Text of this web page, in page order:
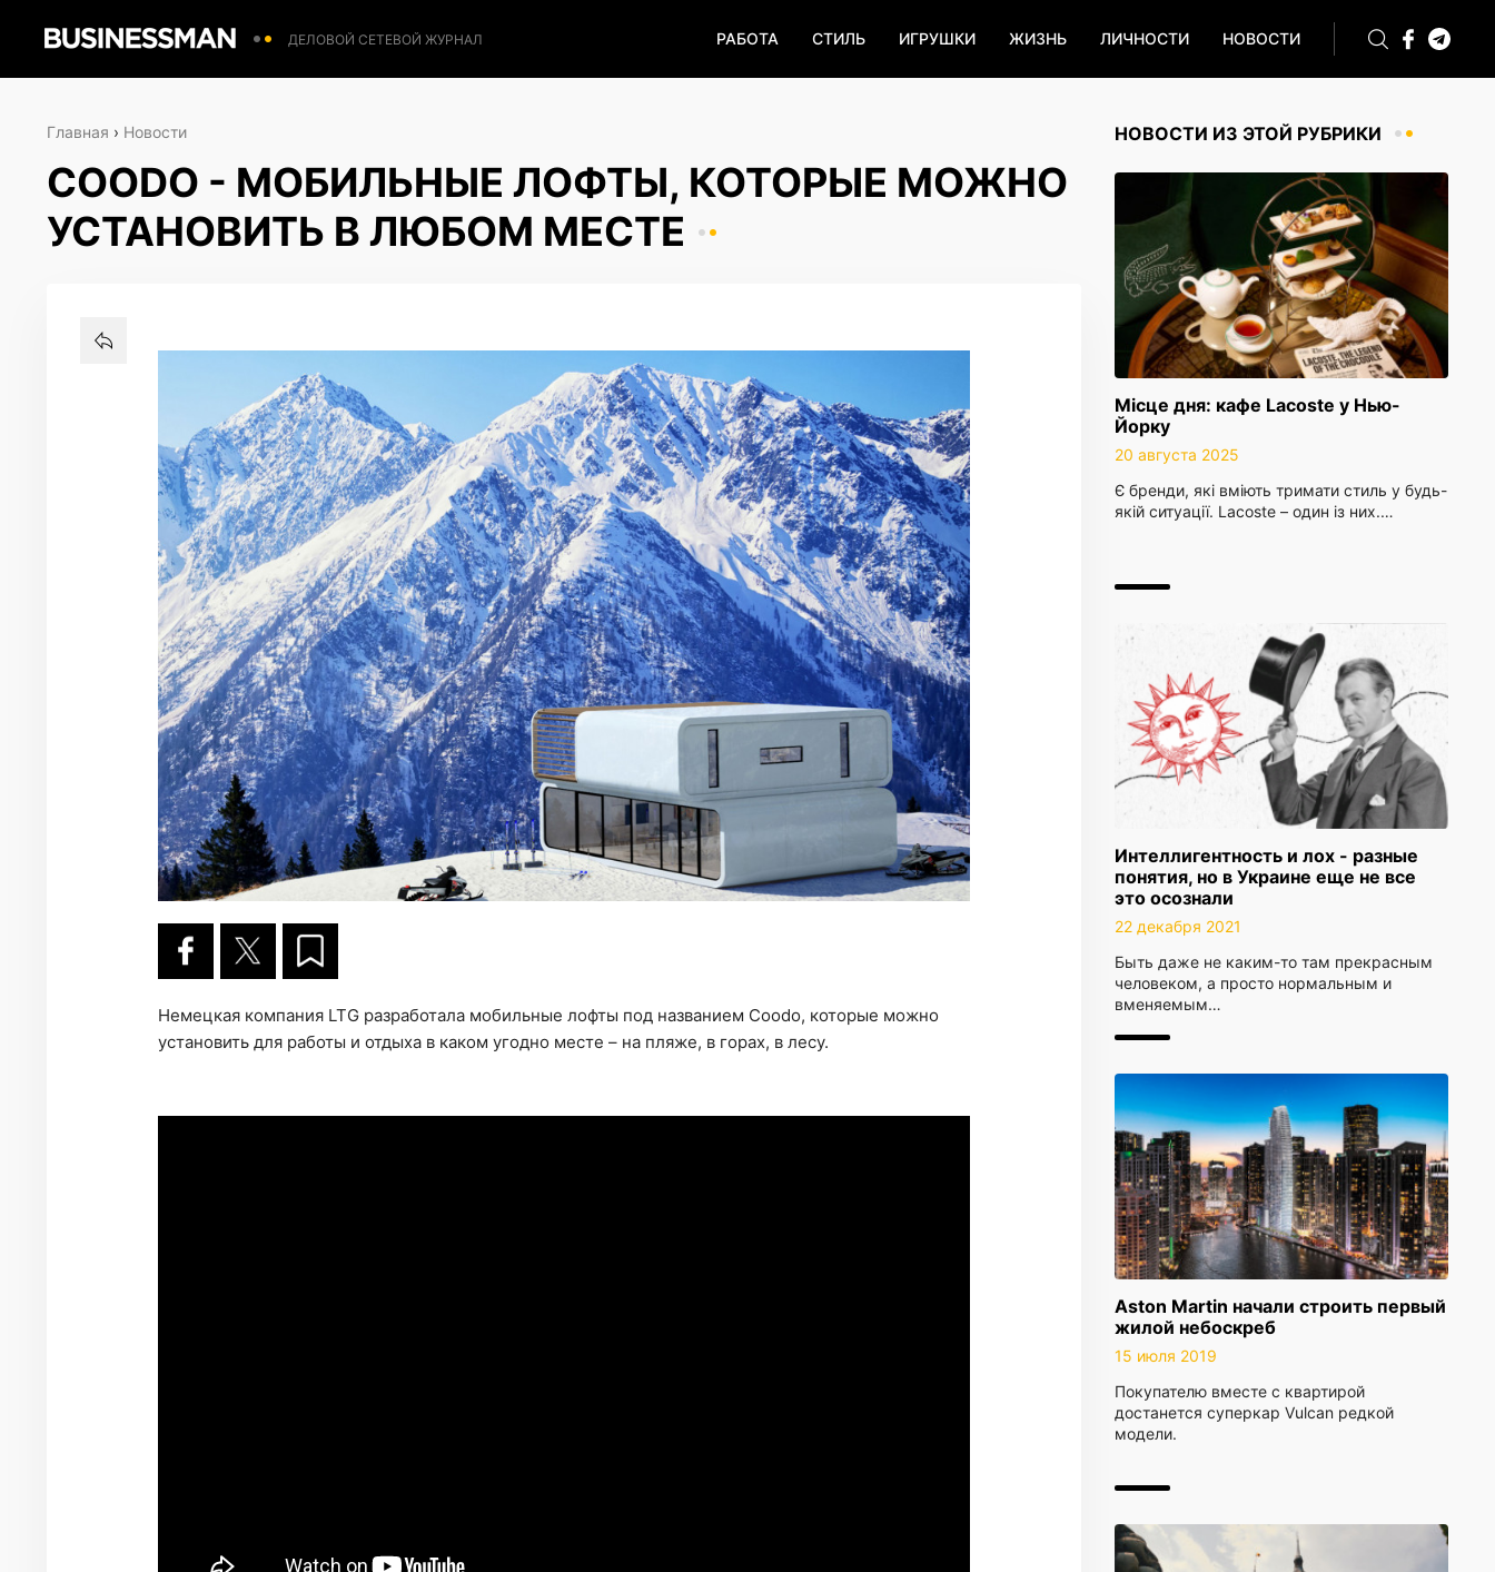
ДЕЛОВОЙ СЕТЕВОЙ ЖУРНАЛ РАБОТА СТИЛЬ ИГРУШКИ ЖИЗНЬ ЛИЧНОСТИ НОВОСТИ
НОВОСТИ ИЗ ЭТОЙ РУБРИКИ
Місце дня: кафе Lacoste у Нью-
Йорку
20 августа 2025
Є бренди, які вміють тримати стиль у будь-
якій ситуації. Lacoste – один із них.…
Интеллигентность и лох - разные
понятия, но в Украине еще не все
это осознали
22 декабря 2021
Быть даже не каким-то там прекрасным
человеком, а просто нормальным и
вменяемым…
Aston Martin начали строить первый
жилой небоскреб
15 июля 2019
Покупателю вместе с квартирой
достанется суперкар Vulcan редкой
модели.
Главная › Новости
COODO - МОБИЛЬНЫЕ ЛОФТЫ, КОТОРЫЕ МОЖНО
УСТАНОВИТЬ В ЛЮБОМ МЕСТЕ
Немецкая компания LTG разработала мобильные лофты под названием Coodo, которые можно
установить для работы и отдыха в каком угодно месте – на пляже, в горах, в лесу.